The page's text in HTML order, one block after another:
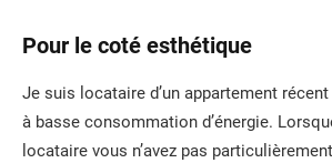
Pour le coté esthétique
Je suis locataire d’un appartement récent
à basse consommation d’énergie.
locataire vous n’avez pas